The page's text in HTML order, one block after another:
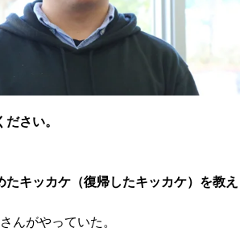
さい。
たキッカケ（復帰したキッカケ）を教え
んがやっていた。